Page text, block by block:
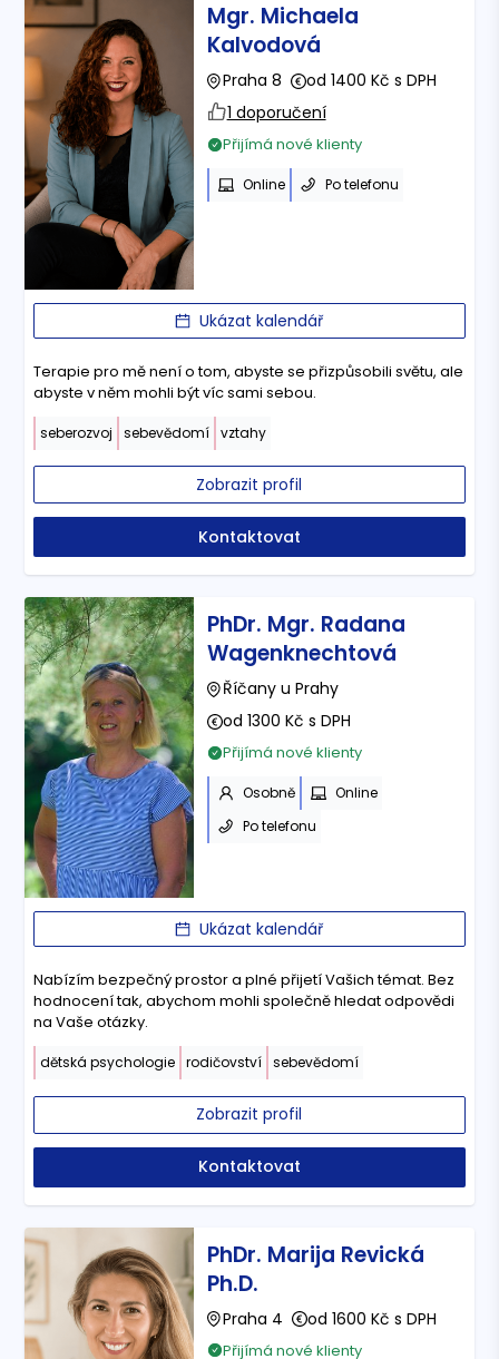
Mgr. Michaela
Kalvodová
Praha 8
od 1400 Kč s DPH
1 doporučení
Přijímá nové klienty
Online Po telefonu
Ukázat kalendář
Terapie pro mě není o tom, abyste se přizpůsobili světu, ale
abyste v něm mohli být víc sami sebou.
seberozvoj sebevědomí vztahy
Zobrazit profil
Kontaktovat
PhDr. Mgr. Radana
Wagenknechtová
Říčany u Prahy
od 1300 Kč s DPH
Přijímá nové klienty
Osobně
Online
Po telefonu
Ukázat kalendář
Nabízím bezpečný prostor a plné přijetí Vašich témat. Bez
hodnocení tak, abychom mohli společně hledat odpovědi
na Vaše otázky.
dětská psychologie rodičovství sebevědomí
Zobrazit profil
Kontaktovat
PhDr. Marija Revická
Ph.D.
Praha 4 od 1600 Kč s DPH
Přijímá nové klienty